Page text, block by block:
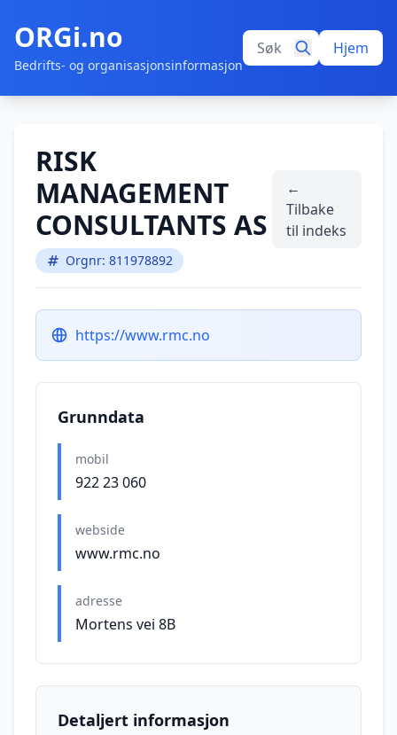
ORGi.no
Bedrifts- og organisasjonsinformasjon
Hjem
RISK
MANAGEMENT
CONSULTANTS AS
Orgnr: 811978892
←
Tilbake
til indeks
https://www.rmc.no
Grunndata
mobil
922 23 060
webside
www.rmc.no
adresse
Mortens vei 8B
Detaljert informasjon